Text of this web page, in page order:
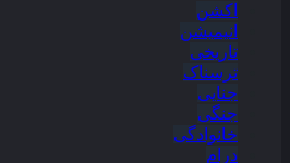
اکشن
انیمیشن
تاریخی
ترسناک
جنایی
جنگی
خانوادگی
درام